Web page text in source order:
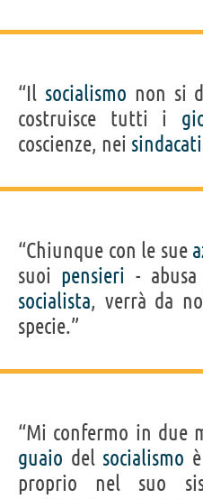
“Il socialismo non si
costruisce tutti i
coscienze, nei sindacati
“Chiunque con le sue
suoi pensieri -
socialista, verrà da
specie.”
“Mi confermo in due
guaio del socialismo
proprio nel suo